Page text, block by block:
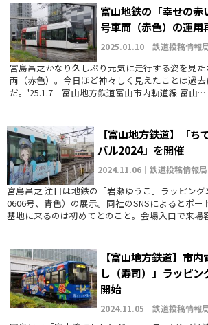
富山地鉄の「幸せの
号車両（赤色）の運用
2025.01.10｜鉄道投稿情報
宮島昌之かなり久しぶり元気に走行する姿を見
両（赤色）。今日ほど神々しく見えたことは過
だ。'25.1.7 富山地方鉄道富山市内軌道線 富山…
【富山地方鉄道】「ち
バル2024」を開催
2024.11.06｜鉄道投稿情報局
宮島昌之 注目は地鉄の「岩瀬ゆうこ」ラッピン
0606号、青色）の展示。同社のSNSによるとポー
基地に来るのは初めてとのこと。会場入口で来場
【富山地方鉄道】市
し（寿司）」ラッピ
開始
2024.11.05｜鉄道投稿情報